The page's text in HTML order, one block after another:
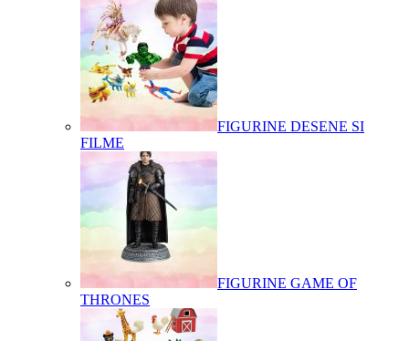
FIGURINE DESENE SI
FILME
FIGURINE GAME OF
THRONES